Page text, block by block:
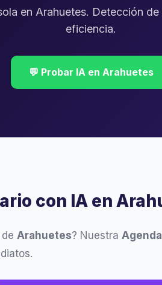
en Arahuetes. Detección
eficiencia.
💬 Probar IA en Arahuetes
con IA en
Arahuetes? Nuestra